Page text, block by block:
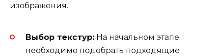
изображения.
Выбор текстур: На начальном этапе
необходимо подобрать подходящие